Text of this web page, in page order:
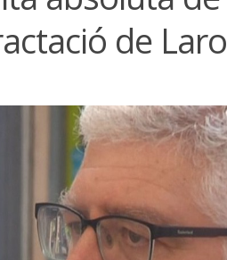
de